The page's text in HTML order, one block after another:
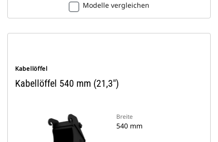
Modelle vergleichen
Kabellöffel
Kabellöffel 540 mm (21,3")
Breite
540 mm